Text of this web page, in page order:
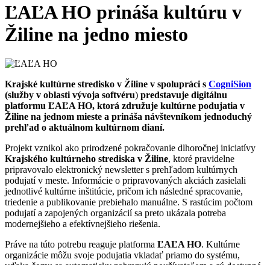
ĽAĽA HO prináša kultúru v
Žiline na jedno miesto
Krajské kultúrne stredisko v Žiline v spolupráci s CogniSion
(služby v oblasti vývoja softvéru) predstavuje digitálnu
platformu ĽAĽA HO, ktorá združuje kultúrne podujatia v
Žiline na jednom mieste a prináša návštevníkom jednoduchý
prehľad o aktuálnom kultúrnom dianí.
Projekt vznikol ako prirodzené pokračovanie dlhoročnej iniciatívy
Krajského kultúrneho strediska v Žiline, ktoré pravidelne
pripravovalo elektronický newsletter s prehľadom kultúrnych
podujatí v meste. Informácie o pripravovaných akciách zasielali
jednotlivé kultúrne inštitúcie, pričom ich následné spracovanie,
triedenie a publikovanie prebiehalo manuálne. S rastúcim počtom
podujatí a zapojených organizácií sa preto ukázala potreba
modernejšieho a efektívnejšieho riešenia.
Práve na túto potrebu reaguje platforma ĽAĽA HO. Kultúrne
organizácie môžu svoje podujatia vkladať priamo do systému,